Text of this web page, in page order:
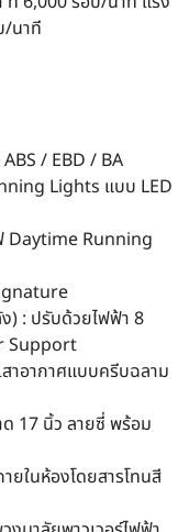
/นาที
/ EBD / BA
Lights แบบ LED
Daytime Running
) : ปรับด้วยไฟฟ้า 8
Support
าอากาศแบบครีบฉลาม
17 นิ้ว ลายซี่ พร้อม
ในห้องโดยสารโทนสี